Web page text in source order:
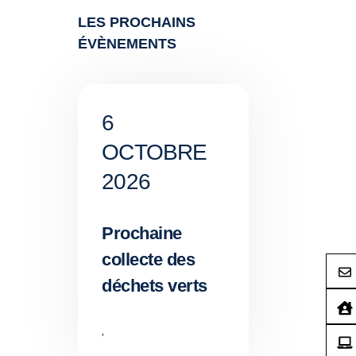
LES PROCHAINS
ÉVÈNEMENTS
6
OCTOBRE
2026
Prochaine
collecte des
déchets verts